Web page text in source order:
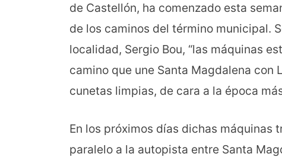
de Castellón, ha comenzado esta
de los caminos del término municipal.
localidad, Sergio Bou, “las máquinas
camino que une Santa Magdalena con
cunetas limpias, de cara a la época
En los próximos días dichas máquinas
paralelo a la autopista entre Santa